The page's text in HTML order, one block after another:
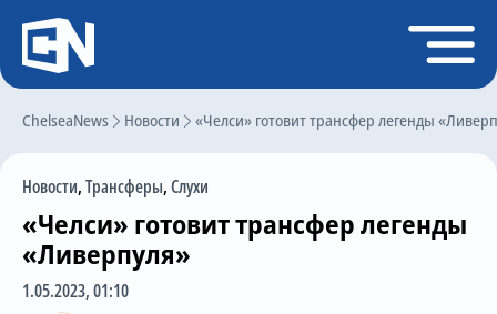
ChelseaNews Новости «Челси» готовит трансфер легенды
Новости,Трансферы,Слухи
«Челси» готовит трансфер легенды
«Ливерпуля»
1.05.2023, 01:10
Регистрация
Главная
Чат
Трансферы
Слухи